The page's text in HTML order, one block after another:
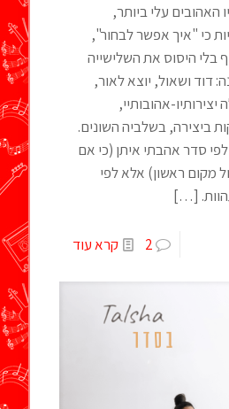
האהובים עלי ביותר,
כי "איך אפשר לבחור",
היסוס את השלישייה
דוד ושאול, יוצא לאור,
יצירותיו-אהובותיי,
ביצירה, בשלביה השונים.
סדר אהבתי איתן (כי אם
מקום ראשון) אלא לפי
[…]
2 קרא עוד